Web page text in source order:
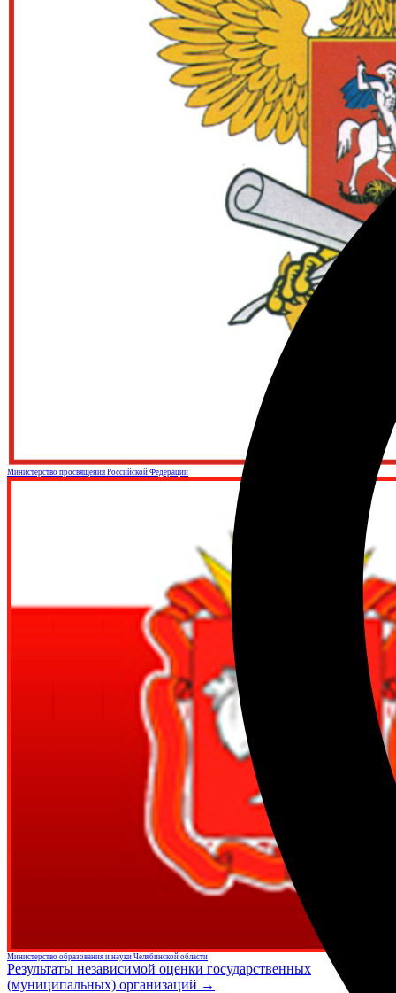
Министерство просвящения Российской Федерации
Министерство образования и науки Челябинской области
Результаты независимой оценки государственных
(муниципальных) организаций →